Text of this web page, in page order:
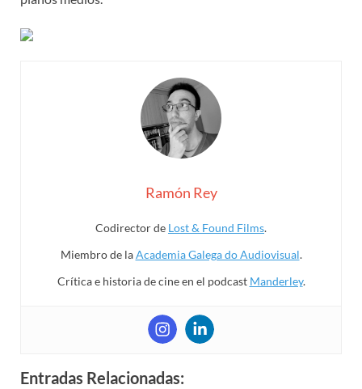
Ramón Rey
Codirector de Lost & Found Films.
Miembro de laAcademia Galega do Audiovisual.
Crítica e historia de cine en el podcast Manderley.
Entradas Relacionadas: